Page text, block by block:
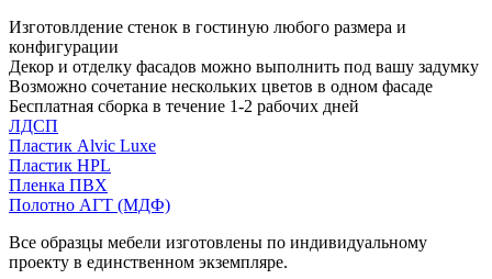
Изготовлдение стенок в гостиную любого размера и
конфигурации
Декор и отделку фасадов можно выполнить под вашу задумку
Возможно сочетание нескольких цветов в одном фасаде
Бесплатная сборка в течение 1-2 рабочих дней
ЛДСП
Пластик Alvic Luxe
Пластик HPL
Пленка ПВХ
Полотно АГТ (МДФ)
Все образцы мебели изготовлены по индивидуальному
проекту в единственном экземпляре.